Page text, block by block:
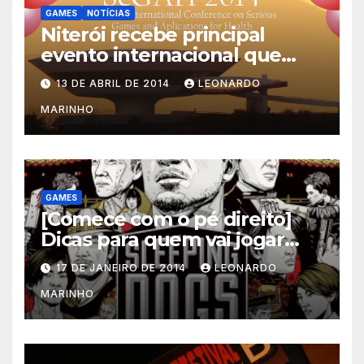
GAMES NOTÍCIAS
Niterói recebe principal
evento internacional que
mescla saúde e jogos
13 DE ABRIL DE 2014 LEONARDO
MARINHO
GAMES
[Comece com o pé direito]
Dicas para quem vai jogar
Sleeping Dogs
17 DE JANEIRO DE 2014 LEONARDO
MARINHO